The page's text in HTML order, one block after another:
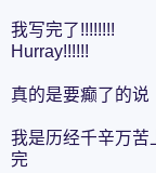
我写完了!!!!!!!!
Hurray!!!!!!
真的是要癫了的说
我是历经千辛万苦
完